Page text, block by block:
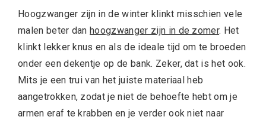
Hoogzwanger zijn in de winter klinkt misschien vele
malen beter dan hoogzwanger zijn in de zomer. Het
klinkt lekker knus en als de ideale tijd om te broeden
onder een dekentje op de bank. Zeker, dat is het ook.
Mits je een trui van het juiste materiaal heb
aangetrokken, zodat je niet de behoefte hebt om je
armen eraf te krabben en je verder ook niet naar